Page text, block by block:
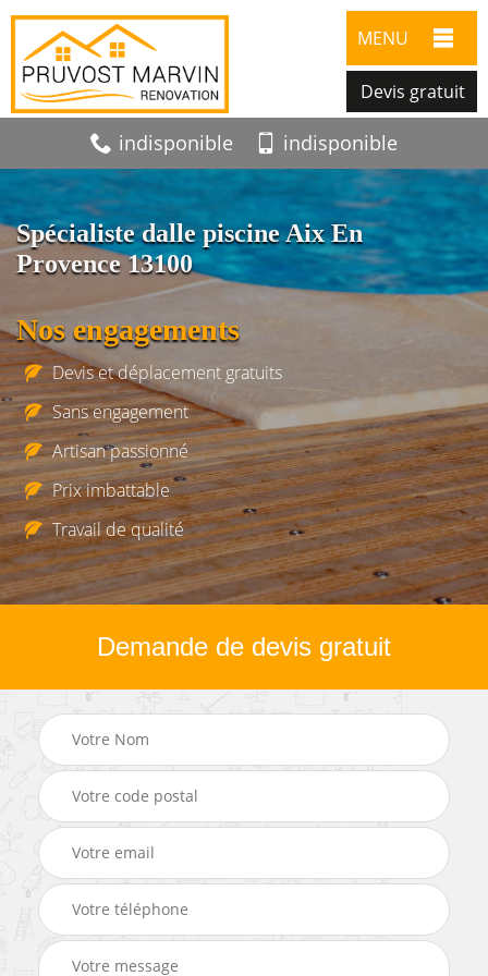
MENU
Devis gratuit
indisponible indisponible
Spécialiste dalle piscine Aix En
Provence 13100
Nos engagements
Devis et déplacement gratuits
Sans engagement
Artisan passionné
Prix imbattable
Travail de qualité
Demande de devis gratuit